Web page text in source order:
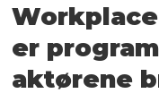
er
aktørene